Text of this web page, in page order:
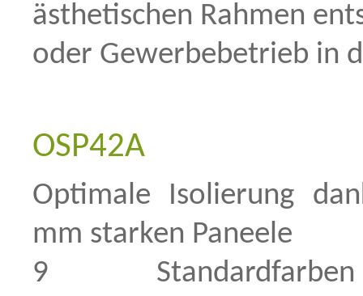
ästhetischen Rahmen
oder Gewerbebetrieb in
OSP42A
Optimale Isolierung
mm starken Paneele
9